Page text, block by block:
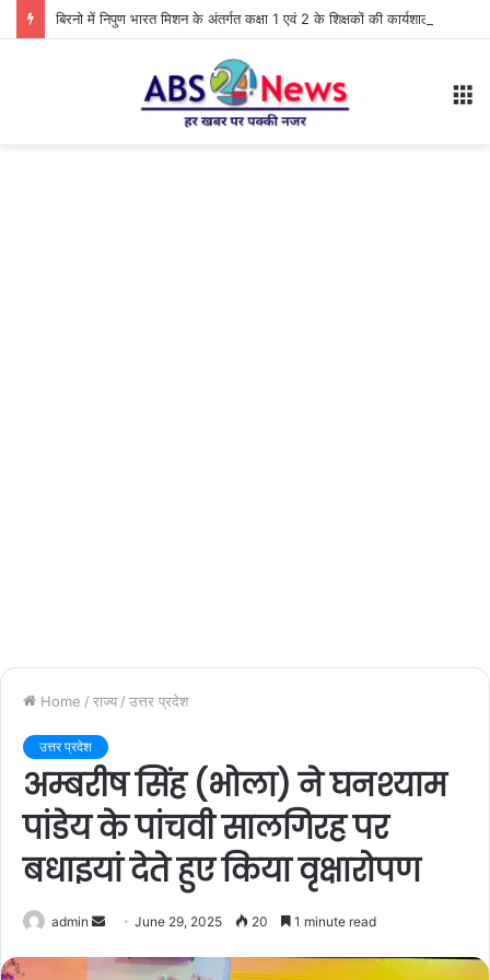
Home / राज्य / उत्तर प्रदेश
उत्तर प्रदेश
अम्बरीष सिंह (भोला) ने घनश्याम
पांडेय के पांचवी सालगिरह पर
बधाइयां देते हुए किया वृक्षारोपण
admin June 29, 2025 20 1 minute read